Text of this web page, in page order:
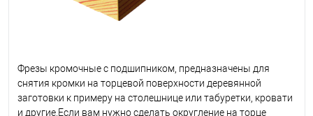
Фрезы кромочные с подшипником, предназначены для
снятия кромки на торцевой поверхности деревянной
заготовки к примеру на столешнице или табуретки, кровати
и другие.Если вам нужно сделать округление на торце